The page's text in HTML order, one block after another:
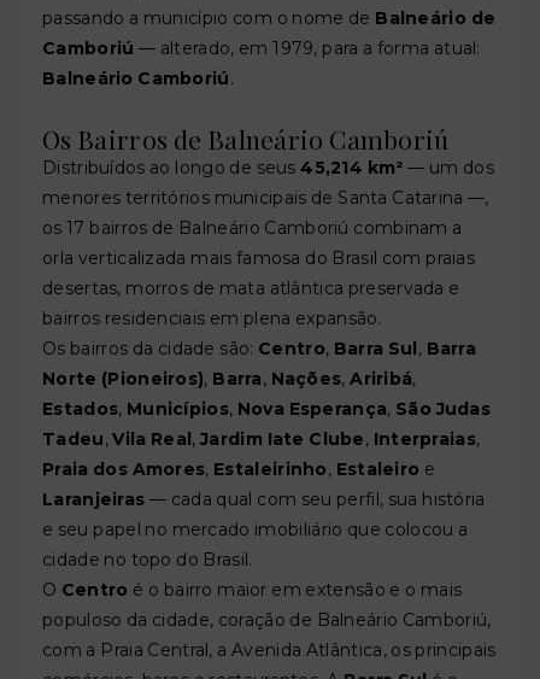
passando a município com o nome de Balneário de
Camboriú — alterado, em 1979, para a forma atual:
Balneário Camboriú.
Os Bairros de Balneário Camboriú
Distribuídos ao longo de seus45,214 km² — um dos
menores territórios municipais de Santa Catarina —,
os 17 bairros de Balneário Camboriú combinam a
orla verticalizada mais famosa do Brasil com praias
desertas, morros de mata atlântica preservada e
bairros residenciais em plena expansão.
Os bairros da cidade são: Centro, Barra Sul, Barra
Norte (Pioneiros), Barra, Nações,Ariribá,
Estados, Municípios, Nova Esperança, São Judas
Tadeu,Vila Real,Jardim Iate Clube, Interpraias,
Praia dos Amores, Estaleirinho, Estaleiro e
Laranjeiras — cada qual com seu perfil, sua história
e seu papel no mercado imobiliário que colocou a
cidade no topo do Brasil.
O Centro é o bairro maior em extensão e o mais
populoso da cidade, coração de Balneário Camboriú,
com a Praia Central, a Avenida Atlântica, os principais